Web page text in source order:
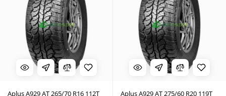
Aplus A929 AT 265/70 R16 112T Aplus A929 AT 275/60 R20 119T